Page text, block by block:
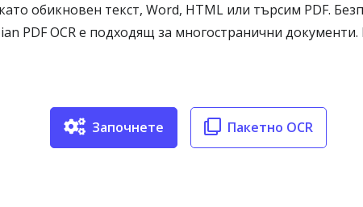
обикновен текст, Word, HTML или търсим PDF.
PDF OCR е подходящ за многостранични
Започнете Пакетно OCR